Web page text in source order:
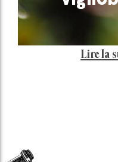
Lire la